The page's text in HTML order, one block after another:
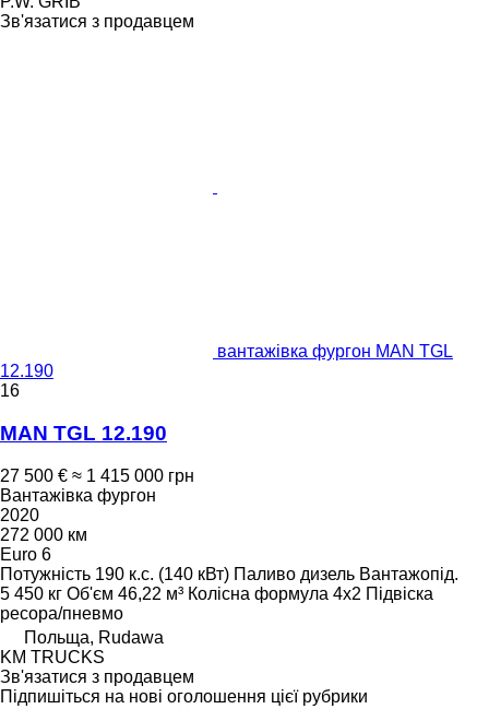
Зв'язатися з продавцем
вантажівка фургон MAN TGL
12.190
16
MAN TGL 12.190
27 500 € ≈ 1 415 000 грн
Вантажівка фургон
2020
272 000 км
Euro 6
Потужність 190 к.с. (140 кВт) Паливо дизель Вантажопід.
5 450 кг Об'єм 46,22 м³ Колісна формула 4x2 Підвіска
ресора/пневмо
Польща, Rudawa
KM TRUCKS
Зв'язатися з продавцем
Підпишіться на нові оголошення цієї рубрики